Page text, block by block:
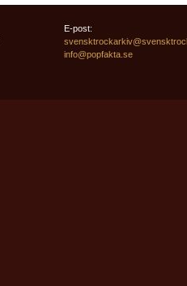
E-post:
info@popfakta.se